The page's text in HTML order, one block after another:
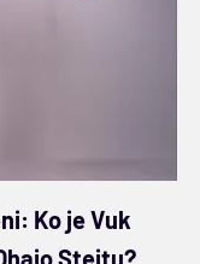
Ko je Vuk
Stejtu?